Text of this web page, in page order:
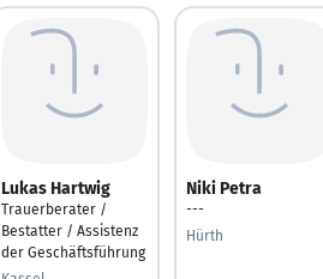
Lukas Hartwig
Trauerberater /
Bestatter / Assistenz
der Geschäftsführung
Niki Petra
---
Hürth